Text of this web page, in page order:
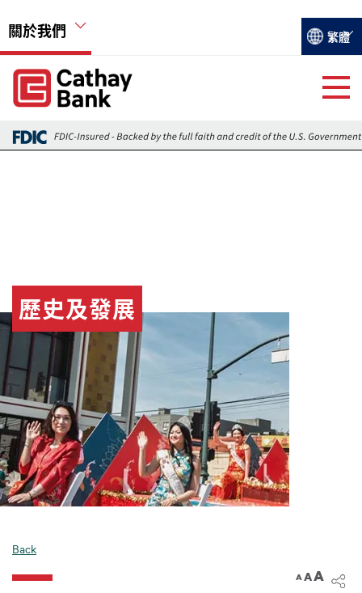
關於我們
Global Header Hierarchy Menu
Select
繁體
Global Header Hierarchy Menu
關於國泰銀行
就業機會
圖片歷史及發展
Back
A
A A